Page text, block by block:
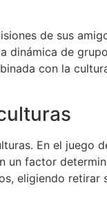
de sus
dinámica de
con la
En el juego
factor
eligiendo retirar